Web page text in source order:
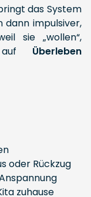
das System
dann impulsiver,
sie „wollen“,
auf Überleben
oder Rückzug
zuhause